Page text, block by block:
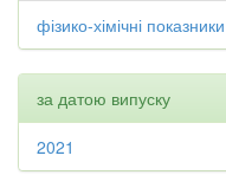
фізико-хімічні показники
за датою випуску
2021